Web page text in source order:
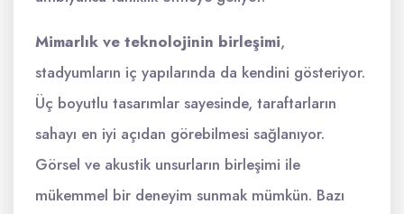
Mimarlık ve teknolojinin birleşimi,
stadyumların iç yapılarında da kendini gösteriyor.
Üç boyutlu tasarımlar sayesinde, taraftarların
sahayı en iyi açıdan görebilmesi sağlanıyor.
Görsel ve akustik unsurların birleşimi ile
mükemmel bir deneyim sunmak mümkün. Bazı